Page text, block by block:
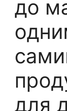
до
для